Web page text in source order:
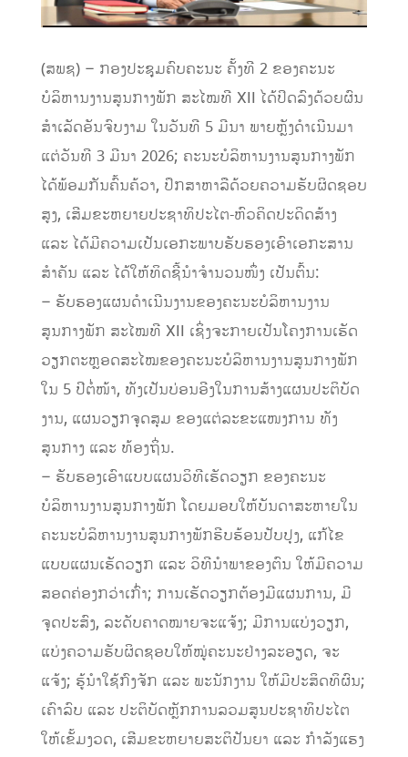
(ສພຊ) – ກອງປະຊຸມຄົບຄະນະ ຄັ້ງທີ 2 ຂອງຄະນະ
ບໍລິຫານງານສູນກາງພັກ ສະໄໝທີ XII ໄດ້ປິດລົງດ້ວຍຜົນ
ສໍາເລັດອັນຈົບງາມ ໃນວັນທີ 5 ມີນາ ພາຍຫຼັງດຳເນີນມາ
ແຕ່ວັນທີ 3 ມີນາ 2026; ຄະນະບໍລິຫານງານສູນກາງພັກ
ໄດ້ພ້ອມກັນຄົ້ນຄ້ວາ, ປຶກສາຫາລືດ້ວຍຄວາມຮັບຜິດຊອບ
ສູງ, ເສີມຂະຫຍາຍປະຊາທິປະໄຕ-ຫົວຄິດປະດິດສ້າງ
ແລະ ໄດ້ມີຄວາມເປັນເອກະພາບຮັບຮອງເອົາເອກະສານ
ສໍາຄັນ ແລະ ໄດ້ໃຫ້ທິດຊີ້ນໍາຈຳນວນໜຶ່ງ ເປັນຕົ້ນ:
– ຮັບຮອງແຜນດໍາເນີນງານຂອງຄະນະບໍລິຫານງານ
ສູນກາງພັກ ສະໄໝທີ XII ເຊິ່ງຈະກາຍເປັນໂຄງການເຮັດ
ວຽກຕະຫຼອດສະໄໝຂອງຄະນະບໍລິຫານງານສູນກາງພັກ
ໃນ 5 ປີຕໍ່ໜ້າ, ທັງເປັນບ່ອນອີງໃນການສ້າງແຜນປະຕິບັດ
ງານ, ແຜນວຽກຈຸດສຸມ ຂອງແຕ່ລະຂະແໜງການ ທັງ
ສູນກາງ ແລະ ທ້ອງຖິ່ນ.
– ຮັບຮອງເອົາແບບແຜນວິທີເຮັດວຽກ ຂອງຄະນະ
ບໍລິຫານງານສູນກາງພັກ ໂດຍມອບໃຫ້ບັນດາສະຫາຍໃນ
ຄະນະບໍລິຫານງານສູນກາງພັກຮີບຮ້ອນປັບປຸງ, ແກ້ໄຂ
ແບບແຜນເຮັດວຽກ ແລະ ວິທີນຳພາຂອງຕົນ ໃຫ້ມີຄວາມ
ສອດຄ່ອງກວ່າເກົ່າ; ການເຮັດວຽກຕ້ອງມີແຜນການ, ມີ
ຈຸດປະສົງ, ລະດັບຄາດໝາຍຈະແຈ້ງ; ມີການແບ່ງວຽກ,
ແບ່ງຄວາມຮັບຜິດຊອບໃຫ້ໝູ່ຄະນະຢ່າງລະອຽດ, ຈະ
ແຈ້ງ; ຮູ້ນຳໃຊ້ກົງຈັກ ແລະ ພະນັກງານ ໃຫ້ມີປະສິດທິຜົນ;
ເຄົາລົບ ແລະ ປະຕິບັດຫຼັກການລວມສູນປະຊາທິປະໄຕ
ໃຫ້ເຂັ້ມງວດ, ເສີມຂະຫຍາຍສະຕິປັນຍາ ແລະ ກໍາລັງແຮງ